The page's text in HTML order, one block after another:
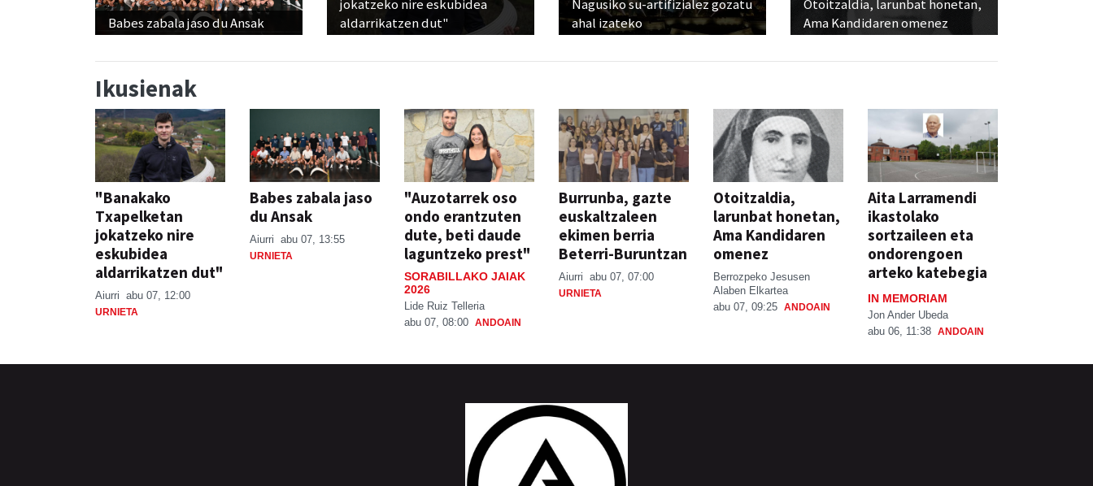
Babes zabala jaso du Ansak
jokatzeko nire eskubidea
aldarrikatzen dut"
Nagusiko su-artifizialez gozatu
ahal izateko
Otoitzaldia, larunbat honetan,
Ama Kandidaren omenez
Ikusienak
"Banakako
Txapelketan
jokatzeko nire
eskubidea
aldarrikatzen dut"
Aiurri abu 07, 12:00
URNIETA
Babes zabala jaso
du Ansak
Aiurri abu 07, 13:55
URNIETA
"Auzotarrek oso
ondo erantzuten
dute, beti daude
laguntzeko prest"
SORABILLAKO JAIAK
2026
Lide Ruiz Telleria
abu 07, 08:00 ANDOAIN
Burrunba, gazte
euskaltzaleen
ekimen berria
Beterri-Buruntzan
Aiurri abu 07, 07:00
URNIETA
Otoitzaldia,
larunbat honetan,
Ama Kandidaren
omenez
Berrozpeko Jesusen
Alaben Elkartea
abu 07, 09:25 ANDOAIN
Aita Larramendi
ikastolako
sortzaileen eta
ondorengoen
arteko katebegia
IN MEMORIAM
Jon Ander Ubeda
abu 06, 11:38 ANDOAIN